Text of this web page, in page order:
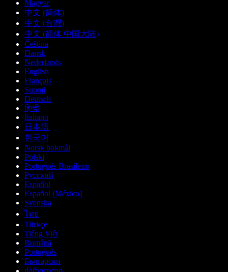
Magyar
中文 (简体)
中文 (台灣)
中文 (简体 中国大陆)
Čeština
Dansk
Nederlands
English
Français
Suomi
Deutsch
हिन्दी
Italiano
日本語
한국어
Norsk bokmål
Polski
Português Brasileiro
Русский
Español
Español (México)
Svenska
ไทย
Türkçe
Tiếng Việt
Română
Português
Български